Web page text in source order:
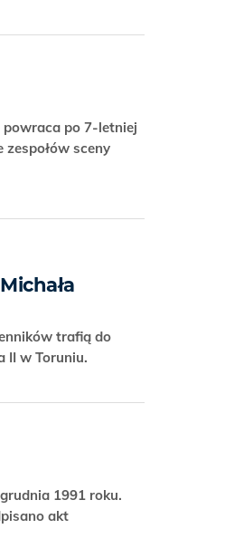
powraca po 7-letniej
sceny
trafią do
II w Toruniu.
1991 roku.
akt